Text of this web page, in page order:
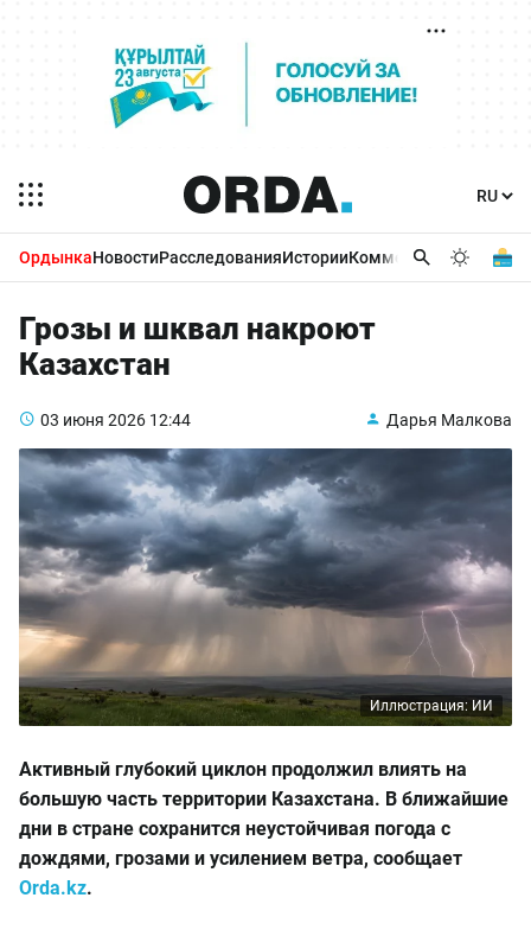
ОрдынкаНовостиРасследованияИсторииКомментарииБизнес
Грозы и шквал накроют
Казахстан
03 июня 2026 12:44 Дарья Малкова
Иллюстрация: ИИ
Активный глубокий циклон продолжил влиять на
большую часть территории Казахстана. В ближайшие
дни в стране сохранится неустойчивая погода с
дождями, грозами и усилением ветра, сообщает
Orda.kz.